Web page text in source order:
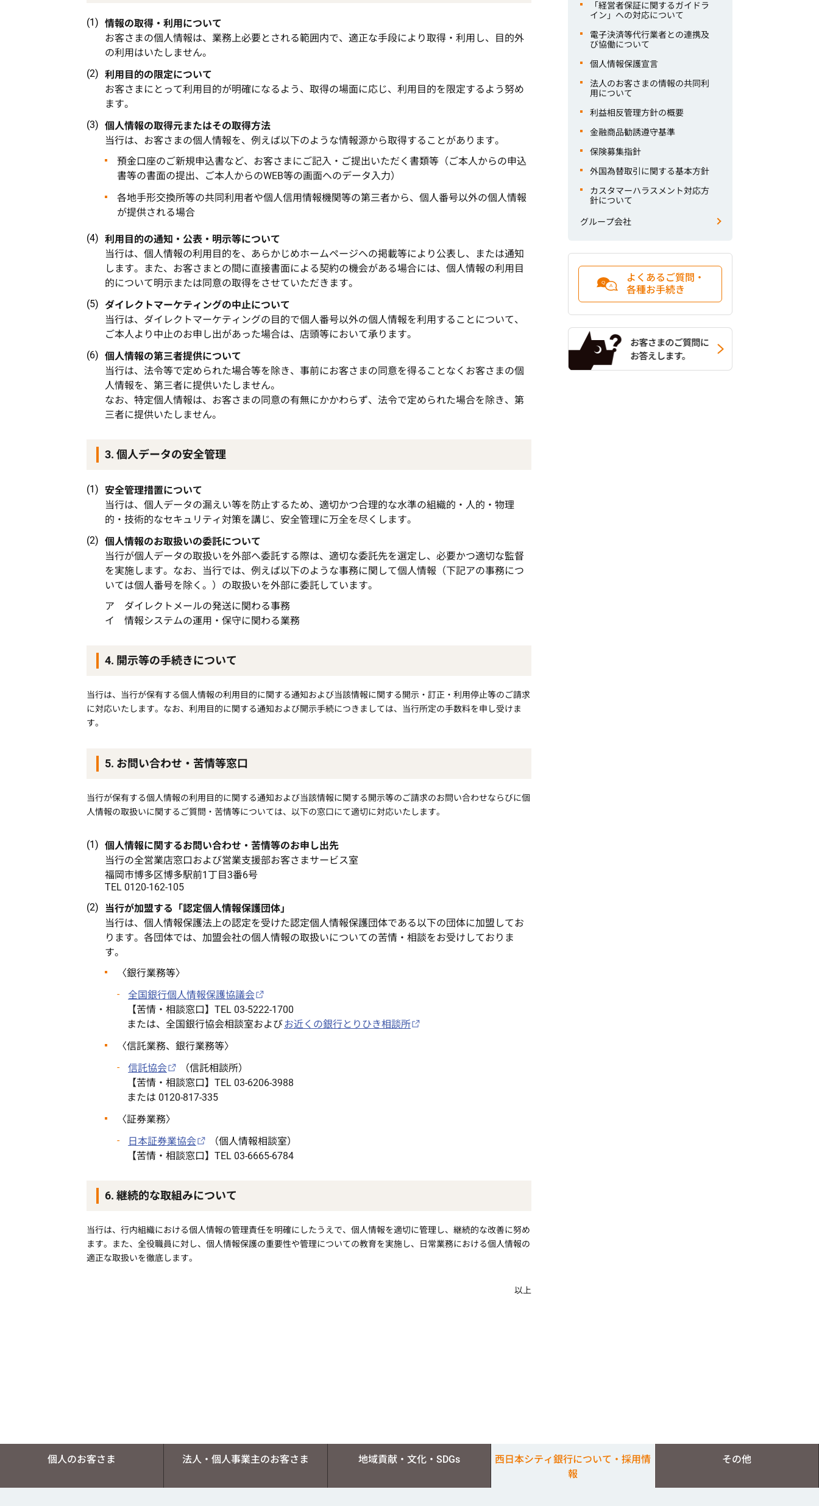
情報の取得・利用について
お客さまの個人情報は、業務上必要とされる範囲内で、適正な手段により取得・利用し、目的外
の利用はいたしません。
利用目的の限定について
お客さまにとって利用目的が明確になるよう、取得の場面に応じ、利用目的を限定するよう努め
ます。
個人情報の取得元またはその取得方法
当行は、お客さまの個人情報を、例えば以下のような情報源から取得することがあります。
預金口座のご新規申込書など、お客さまにご記入・ご提出いただく書類等（ご本人からの申込
書等の書面の提出、ご本人からのWEB等の画面へのデータ入力）
各地手形交換所等の共同利用者や個人信用情報機関等の第三者から、個人番号以外の個人情報
が提供される場合
利用目的の通知・公表・明示等について
当行は、個人情報の利用目的を、あらかじめホームページへの掲載等により公表し、または通知
します。また、お客さまとの間に直接書面による契約の機会がある場合には、個人情報の利用目
的について明示または同意の取得をさせていただきます。
ダイレクトマーケティングの中止について
当行は、ダイレクトマーケティングの目的で個人番号以外の個人情報を利用することについて、
ご本人より中止のお申し出があった場合は、店頭等において承ります。
個人情報の第三者提供について
当行は、法令等で定められた場合等を除き、事前にお客さまの同意を得ることなくお客さまの個
人情報を、第三者に提供いたしません。
なお、特定個人情報は、お客さまの同意の有無にかかわらず、法令で定められた場合を除き、第
三者に提供いたしません。
3. 個人データの安全管理
安全管理措置について
当行は、個人データの漏えい等を防止するため、適切かつ合理的な水準の組織的・人的・物理
的・技術的なセキュリティ対策を講じ、安全管理に万全を尽くします。
個人情報のお取扱いの委託について
当行が個人データの取扱いを外部へ委託する際は、適切な委託先を選定し、必要かつ適切な監督
を実施します。なお、当行では、例えば以下のような事務に関して個人情報（下記アの事務につ
いては個人番号を除く。）の取扱いを外部に委託しています。
ア ダイレクトメールの発送に関わる事務
イ 情報システムの運用・保守に関わる業務
4. 開示等の手続きについて
当行は、当行が保有する個人情報の利用目的に関する通知および当該情報に関する開示・訂正・利用停止等のご請求
に対応いたします。なお、利用目的に関する通知および開示手続につきましては、当行所定の手数料を申し受けま
す。
5. お問い合わせ・苦情等窓口
当行が保有する個人情報の利用目的に関する通知および当該情報に関する開示等のご請求のお問い合わせならびに個
人情報の取扱いに関するご質問・苦情等については、以下の窓口にて適切に対応いたします。
個人情報に関するお問い合わせ・苦情等のお申し出先
当行の全営業店窓口および営業支援部お客さまサービス室
福岡市博多区博多駅前1丁目3番6号
TEL 0120-162-105
当行が加盟する「認定個人情報保護団体」
当行は、個人情報保護法上の認定を受けた認定個人情報保護団体である以下の団体に加盟してお
ります。各団体では、加盟会社の個人情報の取扱いについての苦情・相談をお受けしておりま
す。
〈銀行業務等〉
全国銀行個人情報保護協議会
【苦情・相談窓口】TEL 03-5222-1700
または、全国銀行協会相談室およびお近くの銀行とりひき相談所
〈信託業務、銀行業務等〉
信託協会
（信託相談所）
【苦情・相談窓口】TEL 03-6206-3988
または 0120-817-335
〈証券業務〉
日本証券業協会
（個人情報相談室）
【苦情・相談窓口】TEL 03-6665-6784
6. 継続的な取組みについて
当行は、行内組織における個人情報の管理責任を明確にしたうえで、個人情報を適切に管理し、継続的な改善に努め
ます。また、全役職員に対し、個人情報保護の重要性や管理についての教育を実施し、日常業務における個人情報の
適正な取扱いを徹底します。
以上
「経営者保証に関するガイドラ
イン」への対応について
電子決済等代行業者との連携及
び協働について
個人情報保護宣言
法人のお客さまの情報の共同利
用について
利益相反管理方針の概要
金融商品勧誘遵守基準
保険募集指針
外国為替取引に関する基本方針
カスタマーハラスメント対応方
針について
グループ会社
よくあるご質問・
各種お手続き
個人のお客さま 法人・個人事業主のお客さま 地域貢献・文化・SDGs
西日本シティ銀行について・採用情
報
その他